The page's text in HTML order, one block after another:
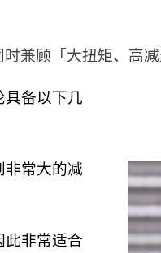
兼顾「大扭矩、高减
备以下几
常大的减
非常适合